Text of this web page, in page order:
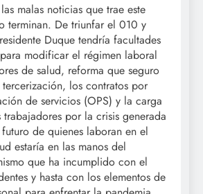
malas noticias que trae este
terminan. De triunfar el 010 y
Duque tendría facultades
modificar el régimen laboral
de salud, reforma que seguro
los contratos por
de servicios (OPS) y la carga
trabajadores por la crisis generada
de quienes laboran en el
estaría en las manos del
que ha incumplido con el
y hasta con los elementos de